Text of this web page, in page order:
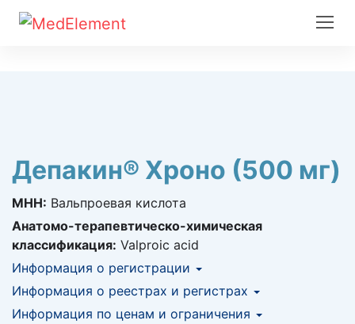
Депакин® Хроно (500 мг)
МНН: Вальпроевая кислота
Анатомо-терапевтическо-химическая
классификация: Valproic acid
Информация о регистрации
Номер регистрации в РК:№ РК-ЛС-5№014555
Информация о регистрации в РК:16.10.2019 -
Информация о реестрах и регистрах
КНФ (ЛС включено в Казахстанский
Информация по ценам и ограничения